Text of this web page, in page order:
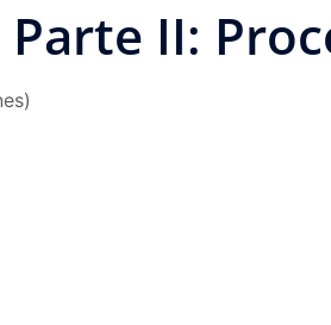
Parte II: